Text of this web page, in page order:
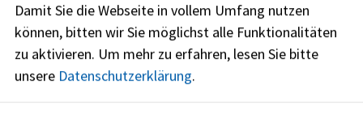
Medienbriefe von
baer.bayern.de
Eltern, die gern noch mehr wissen
wollen, können 48 Elternbriefe sowie
fünf Medienbriefe online lesen oder
Damit Sie die Webseite in vollem Umfang nutzen
können, bitten wir Sie möglichst alle Funktionalitäten
zu aktivieren. Um mehr zu erfahren, lesen Sie bitte
unsere Datenschutzerklärung.